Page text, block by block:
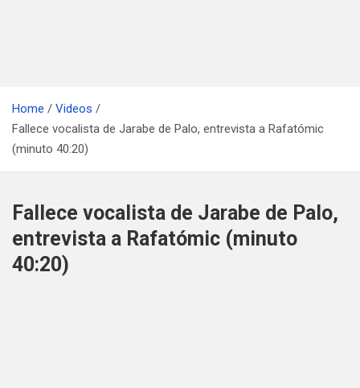
Home
Videos
Fallece vocalista de Jarabe de Palo, entrevista a Rafatómic
(minuto 40:20)
Fallece vocalista de Jarabe de Palo,
entrevista a Rafatómic (minuto
40:20)